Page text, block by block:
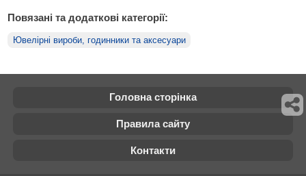
Повязані та додаткові категорії:
Ювелірні вироби, годинники та аксесуари
Головна сторінка
Правила сайту
Контакти